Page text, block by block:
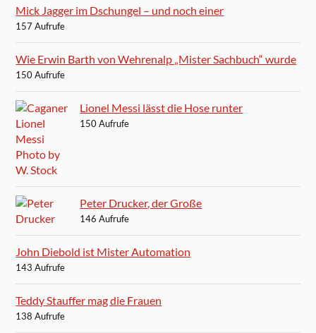
Mick Jagger im Dschungel – und noch einer
157 Aufrufe
Wie Erwin Barth von Wehrenalp „Mister Sachbuch“ wurde
150 Aufrufe
Lionel Messi lässt die Hose runter
150 Aufrufe
Peter Drucker, der Große
146 Aufrufe
John Diebold ist Mister Automation
143 Aufrufe
Teddy Stauffer mag die Frauen
138 Aufrufe